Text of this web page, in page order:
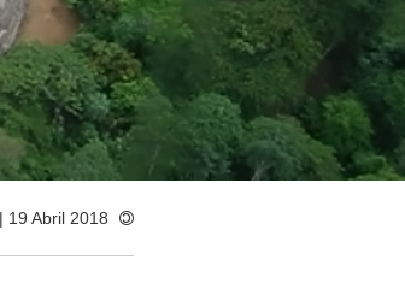
| 19 Abril 2018